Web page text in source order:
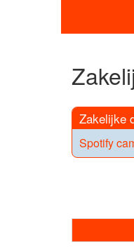
Zakelijke
Spotify